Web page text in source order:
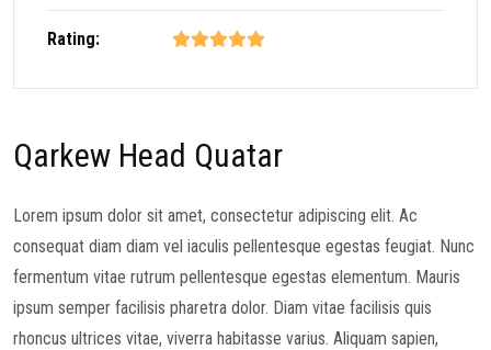
Rating:
Qarkew Head Quatar
Lorem ipsum dolor sit amet, consectetur adipiscing elit. Ac
consequat diam diam vel iaculis pellentesque egestas feugiat. Nunc
fermentum vitae rutrum pellentesque egestas elementum. Mauris
ipsum semper facilisis pharetra dolor. Diam vitae facilisis quis
rhoncus ultrices vitae, viverra habitasse varius. Aliquam sapien,